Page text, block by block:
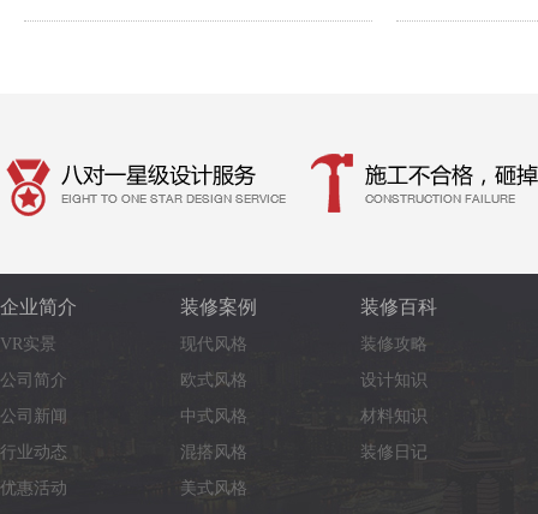
企业简介
VR实景
公司简介
公司新闻
行业动态
优惠活动
装修案例
现代风格
欧式风格
中式风格
混搭风格
美式风格
装修百科
装修攻略
设计知识
材料知识
装修日记